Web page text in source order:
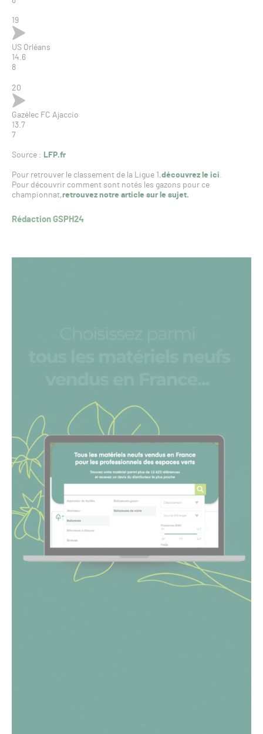
19
US Orléans
14.6
8
20
Gazélec FC Ajaccio
13.7
7
Source : LFP.fr
Pour retrouver le classement de la Ligue 1,découvrez le ici.
Pour découvrir comment sont notés les gazons pour ce
championnat,retrouvez notre article sur le sujet.
Rédaction GSPH24